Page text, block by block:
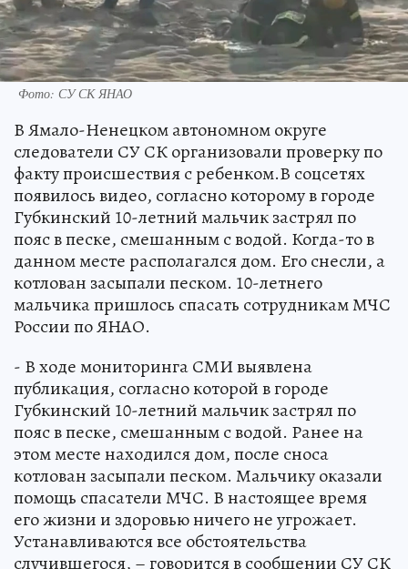
Фото: СУ СК ЯНАО
В Ямало-Ненецком автономном округе
следователи СУ СК организовали проверку по
факту происшествия с ребенком.В соцсетях
появилось видео, согласно которому в городе
Губкинский 10-летний мальчик застрял по
пояс в песке, смешанным с водой. Когда-то в
данном месте располагался дом. Его снесли, а
котлован засыпали песком. 10-летнего
мальчика пришлось спасать сотрудникам МЧС
России по ЯНАО.
- В ходе мониторинга СМИ выявлена
публикация, согласно которой в городе
Губкинский 10-летний мальчик застрял по
пояс в песке, смешанным с водой. Ранее на
этом месте находился дом, после сноса
котлован засыпали песком. Мальчику оказали
помощь спасатели МЧС. В настоящее время
его жизни и здоровью ничего не угрожает.
Устанавливаются все обстоятельства
случившегося, – говорится в сообщении СУ СК